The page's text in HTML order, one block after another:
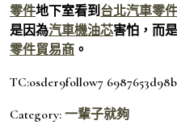
零件地下室看到台北汽車零件
是因為汽車機油芯害怕，而
零件貿易商 。
TC:osder9follow7
Category: 一輩子就夠